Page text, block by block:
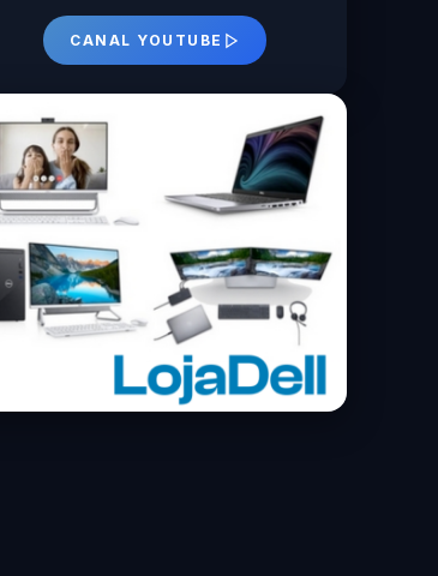
CANAL YOUTUBE